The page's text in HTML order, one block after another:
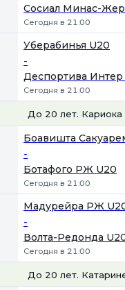
Сосиал Минас-
Сегодня в 21:00
Уберабинья U20
-
Деспортива
Сегодня в 21:00
До 20 лет. Кариока
Боавишта
-
Ботафого РЖ U20
Сегодня в 21:00
Мадурейра РЖ
-
Волта-Редонда
Сегодня в 21:00
До 20 лет.